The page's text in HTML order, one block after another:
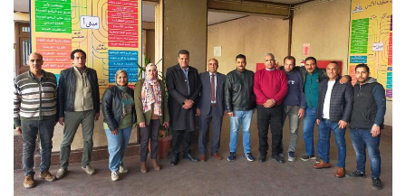
الطلاب
هيئة التدريس
الدراسات العليا
الخريجين